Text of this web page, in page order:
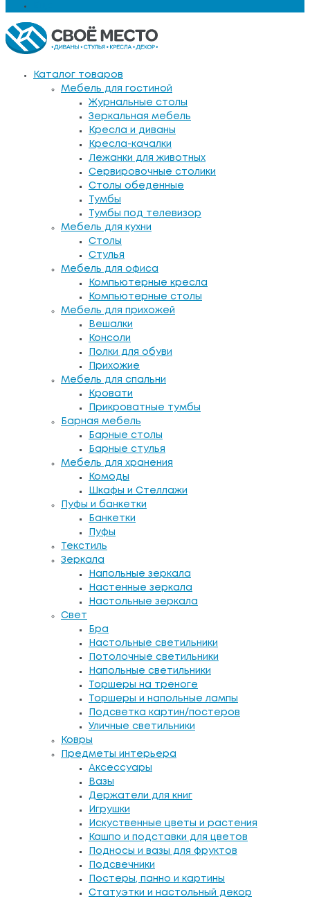
Каталог товаров
Мебель для гостиной
Журнальные столы
Зеркальная мебель
Кресла и диваны
Кресла-качалки
Лежанки для животных
Сервировочные столики
Столы обеденные
Тумбы
Тумбы под телевизор
Мебель для кухни
Столы
Стулья
Мебель для офиса
Компьютерные кресла
Компьютерные столы
Мебель для прихожей
Вешалки
Консоли
Полки для обуви
Прихожие
Мебель для спальни
Кровати
Прикроватные тумбы
Барная мебель
Барные столы
Барные стулья
Мебель для хранения
Комоды
Шкафы и Стеллажи
Пуфы и банкетки
Банкетки
Пуфы
Текстиль
Зеркала
Напольные зеркала
Настенные зеркала
Настольные зеркала
Свет
Бра
Настольные светильники
Потолочные светильники
Напольные светильники
Торшеры на треноге
Торшеры и напольные лампы
Подсветка картин/постеров
Уличные светильники
Ковры
Предметы интерьера
Аксессуары
Вазы
Держатели для книг
Игрушки
Искуственные цветы и растения
Кашпо и подставки для цветов
Подносы и вазы для фруктов
Подсвечники
Постеры, панно и картины
Статуэтки и настольный декор